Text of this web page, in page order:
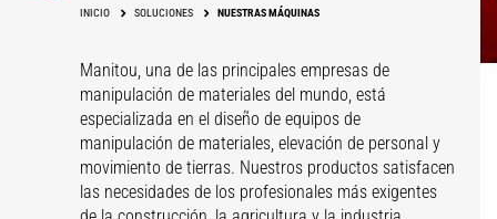
INICIO SOLUCIONES NUESTRAS MÁQUINAS
Manitou, una de las principales empresas de
manipulación de materiales del mundo, está
especializada en el diseño de equipos de
manipulación de materiales, elevación de personal y
movimiento de tierras. Nuestros productos satisfacen
las necesidades de los profesionales más exigentes